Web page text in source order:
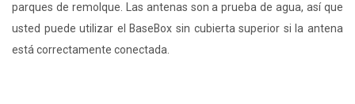
parques de remolque. Las antenas son a prueba de agua, así que
usted puede utilizar el BaseBox sin cubierta superior si la antena
está correctamente conectada.